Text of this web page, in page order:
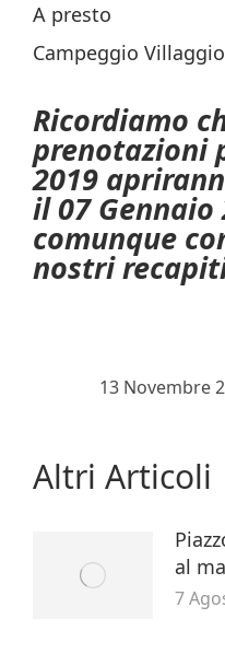
A presto
Campeggio
Ricordiamo
prenotazioni
2019
il 07 Gennaio
comunque
nostri
13 Novembre
Altri Articoli
al
7